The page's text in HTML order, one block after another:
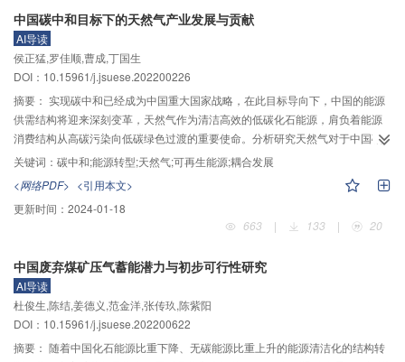
坏模式；减小连接件的嵌入角度有助于增大试件的抗剪承载力，但会降低试件
的延性，还会导致破坏模式发生改变。为了评估ECC–XPS夹心保温墙板达到峰
值荷载后的耗能能力，对各类试件进行了韧性分析，发现在墙板中设置一定的
连接件能够有效提高试件的耗能能力，并且设置90°连接件对耗能能力的提升最
明显，同时预制试件的耗能能力最差。根据试验结果对抗剪承载力计算公式进
行修正。研究为ECC–XPS夹心复合墙板在实际工程中的应用奠定了基础。
中国碳中和目标下的天然气产业发展与贡献
AI导读
侯正猛,罗佳顺,曹成,丁国生
DOI：10.15961/j.jsuese.202200226
摘要： 实现碳中和已经成为中国重大国家战略，在此目标导向下，中国的能源
供需结构将迎来深刻变革，天然气作为清洁高效的低碳化石能源，肩负着能源
消费结构从高碳污染向低碳绿色过渡的重要使命。分析研究天然气对于中国碳
中和目标实现的贡献及在新形势下行业的发展前景具有重要现实意义和价值。
为此，本文首先对碳中和概念及其内涵和实现方法进行了分析梳理，阐述了天
然气对于“双碳”目标的贡献；同时，归纳总结了国内外研究机构、企业和学者对
中国天然气行业的发展前景预测，并基于对中国经济发展的基本判断，构建了3
种发展情景：基准情景、低速情景和高速情景；通过定基能源消费弹性系数法
础上，从中国天然气的供需两端论述了行业发展的方向和前景。最后，还对天
然气在碳中和时代与其他绿色能源的耦合式发展提出了建议。研究结果表明：
1）由于天然气清洁、便利等特性，应快速提高其使用量及在能源系统中的占
比，在碳中和时代替代煤炭成为化石能源中的主体能源，与可再生能源共同构
建起清洁能源体系；2）在假设情景中，预计2030年中国一次能源消费总量为
关键词： 碳中和;能源转型;天然气;可再生能源;耦合发展
<网络PDF> <引用本文>
更新时间： 2024-01-18
663
| 133 | 20
中国废弃煤矿压气蓄能潜力与初步可行性研究
AI导读
杜俊生,陈结,姜德义,范金洋,张传玖,陈紫阳
DOI：10.15961/j.jsuese.202200622
摘要： 随着中国化石能源比重下降、无碳能源比重上升的能源清洁化的结构转